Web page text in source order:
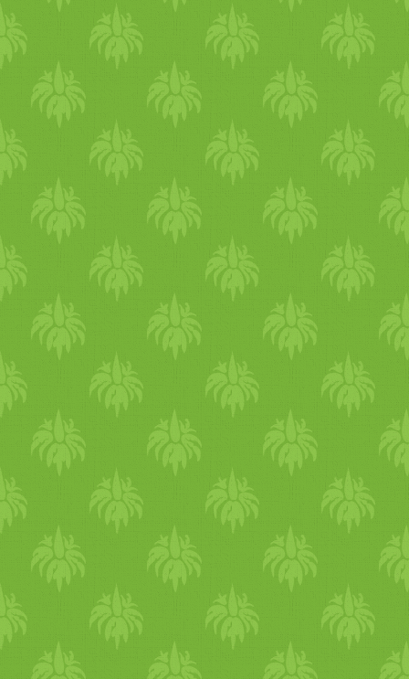
megtervezett,bio vegántáp
kiált a nép. Éppen arra, aki
napokat öl bele a
mindenkinek a legjobb
sok esetben fel van
fogyasztásra alk
almas húst
hogy csak és kizárólag “
meg “haszonállatokat”,
fel. De ezek a kategóriák
malacok okosabbak, mint
társas kapcsolatokat
hónapos embergyerek
képességeik alapján